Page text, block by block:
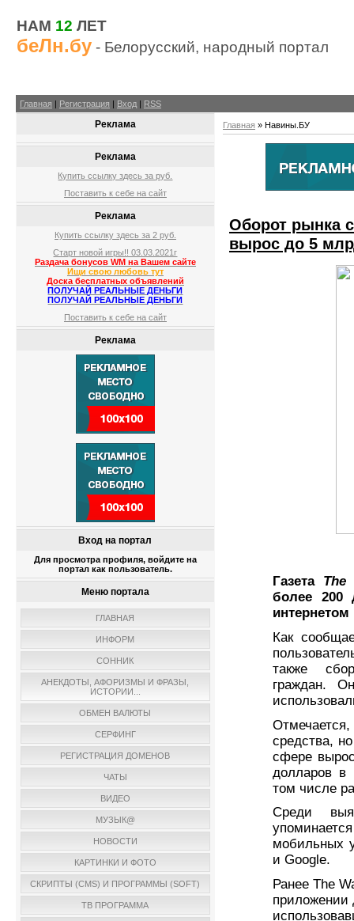
НАМ 12 ЛЕТ
беЛн.бу - Белорусский, народный портал
Главная | Регистрация | Вход | RSS
Реклама
Реклама
Купить ссылку здесь заруб.
Поставить к себе на сайт
Реклама
Купить ссылку здесь за 2 руб.
Старт новой игры!! 03.03.2021г
Раздача бонусов WM на Вашем сайте
Ищи свою любовь тут
Доска бесплатных объявлений
ПОЛУЧАЙ РЕАЛЬНЫЕ ДЕНЬГИ
ПОЛУЧАЙ РЕАЛЬНЫЕ ДЕНЬГИ
Поставить к себе на сайт
Реклама
Вход на портал
Для просмотра профиля, войдите на
портал как пользователь.
Меню портала
ГЛАВНАЯ
ИНФОРМ
СОННИК
АНЕКДОТЫ, АФОРИЗМЫ И ФРАЗЫ,
ИСТОРИИ...
ОБМЕН ВАЛЮТЫ
СЕРФИНГ
РЕГИСТРАЦИЯ ДОМЕНОВ
ЧАТЫ
ВИДЕО
МУЗЫК@
НОВОСТИ
КАРТИНКИ И ФОТО
СКРИПТЫ (CMS) И ПРОГРАММЫ (SOFT)
ТВ ПРОГРАММА
Главная » Навины.БУ
Оборот рынка
вырос до 5
Газета The
более 200
Как
также
граждан.
средства,
сфере
долларов в
том числе
Среди
мобильных
и Google.
Ранее The
приложении